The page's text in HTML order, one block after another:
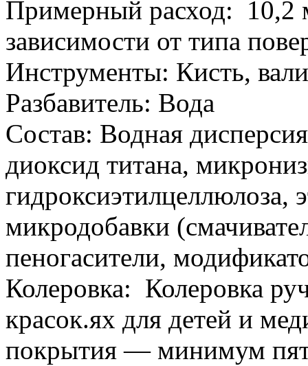
Примерный расход: 10,2
зависимости от типа
Инструменты: Кисть,
Разбавитель: Вода
Состав: Водная
диоксид титана,
гидроксиэтилцеллюлоза,
микродобавки
пеногасители,
Колеровка: Колеровка
красок.ях для детей и
покрытия — минимум